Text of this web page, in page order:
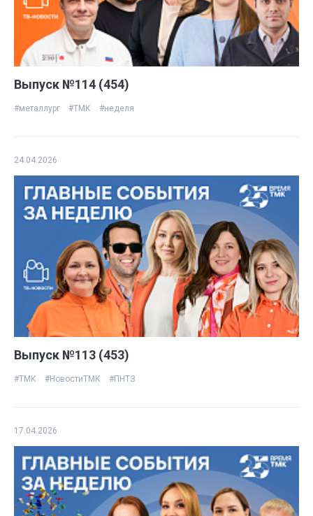
Выпуск №114 (454)
#металлург #ТМК #неделя
24.04.2026
Выпуск №113 (453)
#ТМК #НовостиТМК #ПНТЗ
17.04.2026